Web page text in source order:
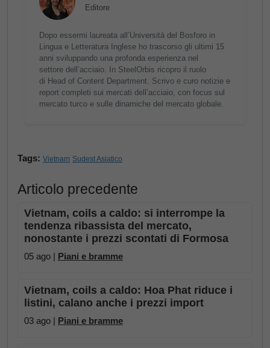
Editore
Dopo essermi laureata all’Università del Bosforo in
Lingua e Letteratura Inglese ho trascorso gli ultimi 15
anni sviluppando una profonda esperienza nel
settore dell’acciaio. In SteelOrbis ricopro il ruolo
di Head of Content Department. Scrivo e curo notizie e
report completi sui mercati dell’acciaio, con focus sul
mercato turco e sulle dinamiche del mercato globale.
Tags: Vietnam Sudest Asiatico
Articolo precedente
Vietnam, coils a caldo: si interrompe la
tendenza ribassista del mercato,
nonostante i prezzi scontati di Formosa
05 ago | Piani e bramme
Vietnam, coils a caldo: Hoa Phat riduce i
listini, calano anche i prezzi import
03 ago | Piani e bramme